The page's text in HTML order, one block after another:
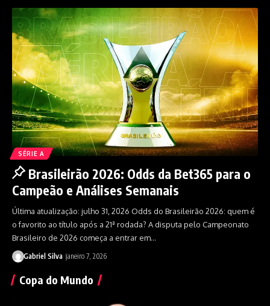
SÉRIE A
Brasileirão 2026: Odds da Bet365 para o
Campeão e Análises Semanais
Última atualização: julho 31, 2026 Odds do Brasileirão 2026: quem é
o favorito ao título após a 21ª rodada? A disputa pelo Campeonato
Brasileiro de 2026 começa a entrar em…
Gabriel Silva janeiro 7, 2026
Copa do Mundo